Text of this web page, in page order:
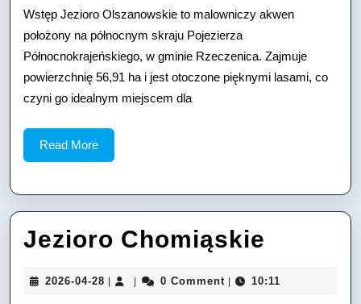
10
Wstęp Jezioro Olszanowskie to malowniczy akwen
położony na północnym skraju Pojezierza
Północnokrajeńskiego, w gminie Rzeczenica. Zajmuje
powierzchnię 56,91 ha i jest otoczone pięknymi lasami, co
czyni go idealnym miejscem dla
Read MoreRead
More
Jezioro Chomiąskie
2026-04-28 2026-
0 Comment 10:11